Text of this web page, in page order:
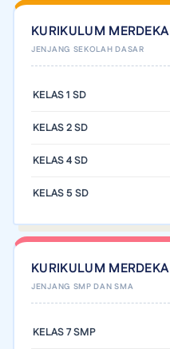
KURIKULUM MERDEKA
KELAS 1 SD
KELAS 2 SD
KELAS 4 SD
KELAS 5 SD
KURIKULUM MERDEKA
KELAS 7 SMP